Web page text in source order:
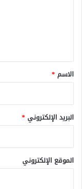
*
الاسم *
البريد الإلكتروني *
الموقع الإلكتروني